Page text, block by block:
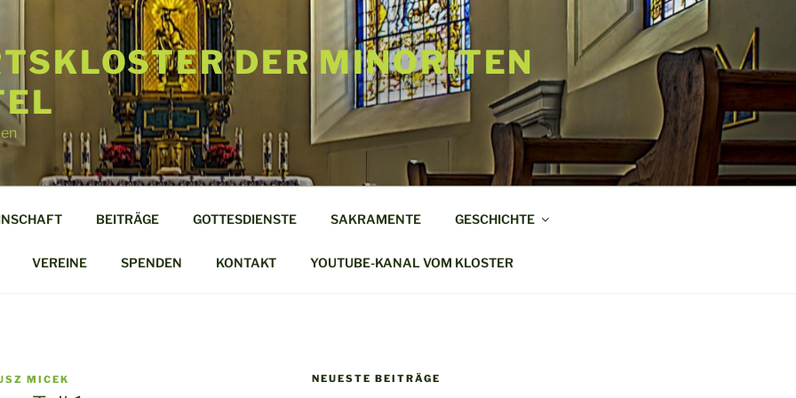
DER MINORITEN
BEITRÄGE GOTTESDIENSTE SAKRAMENTE GESCHICHTE
VEREINE SPENDEN KONTAKT YOUTUBE-KANAL VOM KLOSTER
MICEK NEUESTE BEITRÄGE